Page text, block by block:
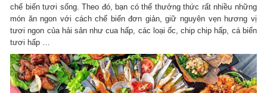
chế biến tươi sống. Theo đó, bạn có thể thưởng thức rất nhiều những
món ăn ngon với cách chế biến đơn giản, giữ nguyên vẹn hương vị
tươi ngon của hải sản như cua hấp, các loại ốc, chip chip hấp, cá biển
tươi hấp …